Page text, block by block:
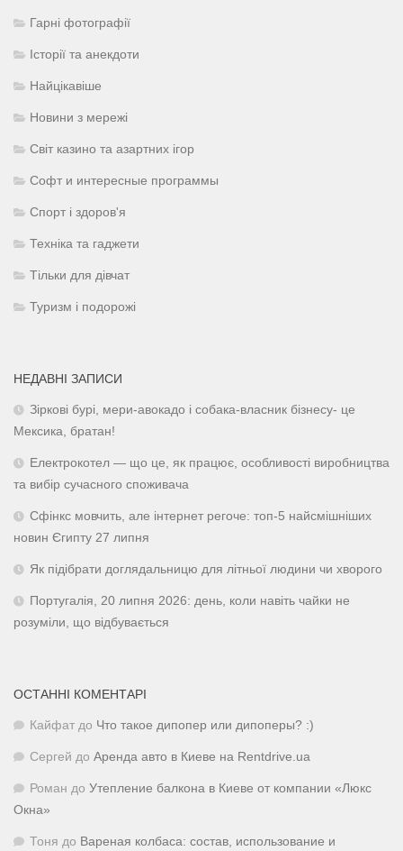
Гарні фотографії
Історії та анекдоти
Найцікавіше
Новини з мережі
Світ казино та азартних ігор
Софт и интересные программы
Спорт і здоров'я
Техніка та гаджети
Тільки для дівчат
Туризм і подорожі
НЕДАВНІ ЗАПИСИ
Зіркові бурі, мери-авокадо і собака-власник бізнесу- це
Мексика, братан!
Електрокотел — що це, як працює, особливості виробництва
та вибір сучасного споживача
Сфінкс мовчить, але інтернет регоче: топ-5 найсмішніших
новин Єгипту 27 липня
Як підібрати доглядальницю для літньої людини чи хворого
Португалія, 20 липня 2026: день, коли навіть чайки не
розуміли, що відбувається
ОСТАННІ КОМЕНТАРІ
Кайфат до Что такое дипопер или дипоперы? :)
Сергей до Аренда авто в Киеве на Rentdrive.ua
Роман до Утепление балкона в Киеве от компании «Люкс
Окна»
Тоня до Вареная колбаса: состав, использование и